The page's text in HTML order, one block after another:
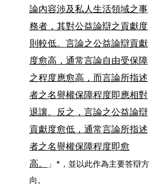
論內容涉及私人生活領域之事
務者，其對公益論辯之貢獻度
則較低。言論之公益論辯貢獻
度愈高，通常言論自由受保障
之程度應愈高，而言論所指述
者之名譽權保障程度即應相對
退讓。反之，言論之公益論辯
貢獻度愈低，通常言論所指述
者之名譽權保障程度即愈
高。
」*，並以此作為主要答辯方
向。